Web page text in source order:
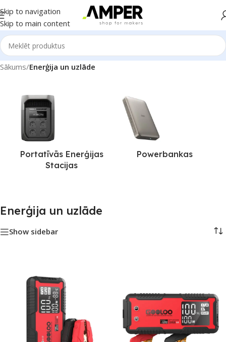
Skip to navigation
Skip to main content
Sākums/Enerģija un uzlāde
Portatīvās Enerģijas
Stacijas
Powerbankas
Enerģija un uzlāde
Show sidebar